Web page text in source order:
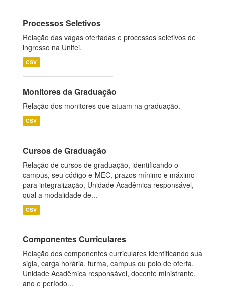
Processos Seletivos
Relação das vagas ofertadas e processos seletivos de
ingresso na Unifei.
CSV
Monitores da Graduação
Relação dos monitores que atuam na graduação.
CSV
Cursos de Graduação
Relação de cursos de graduação, identificando o
campus, seu código e-MEC, prazos mínimo e máximo
para integralização, Unidade Acadêmica responsável,
qual a modalidade de...
CSV
Componentes Curriculares
Relação dos componentes curriculares identificando sua
sigla, carga horária, turma, campus ou polo de oferta,
Unidade Acadêmica responsável, docente ministrante,
ano e período...